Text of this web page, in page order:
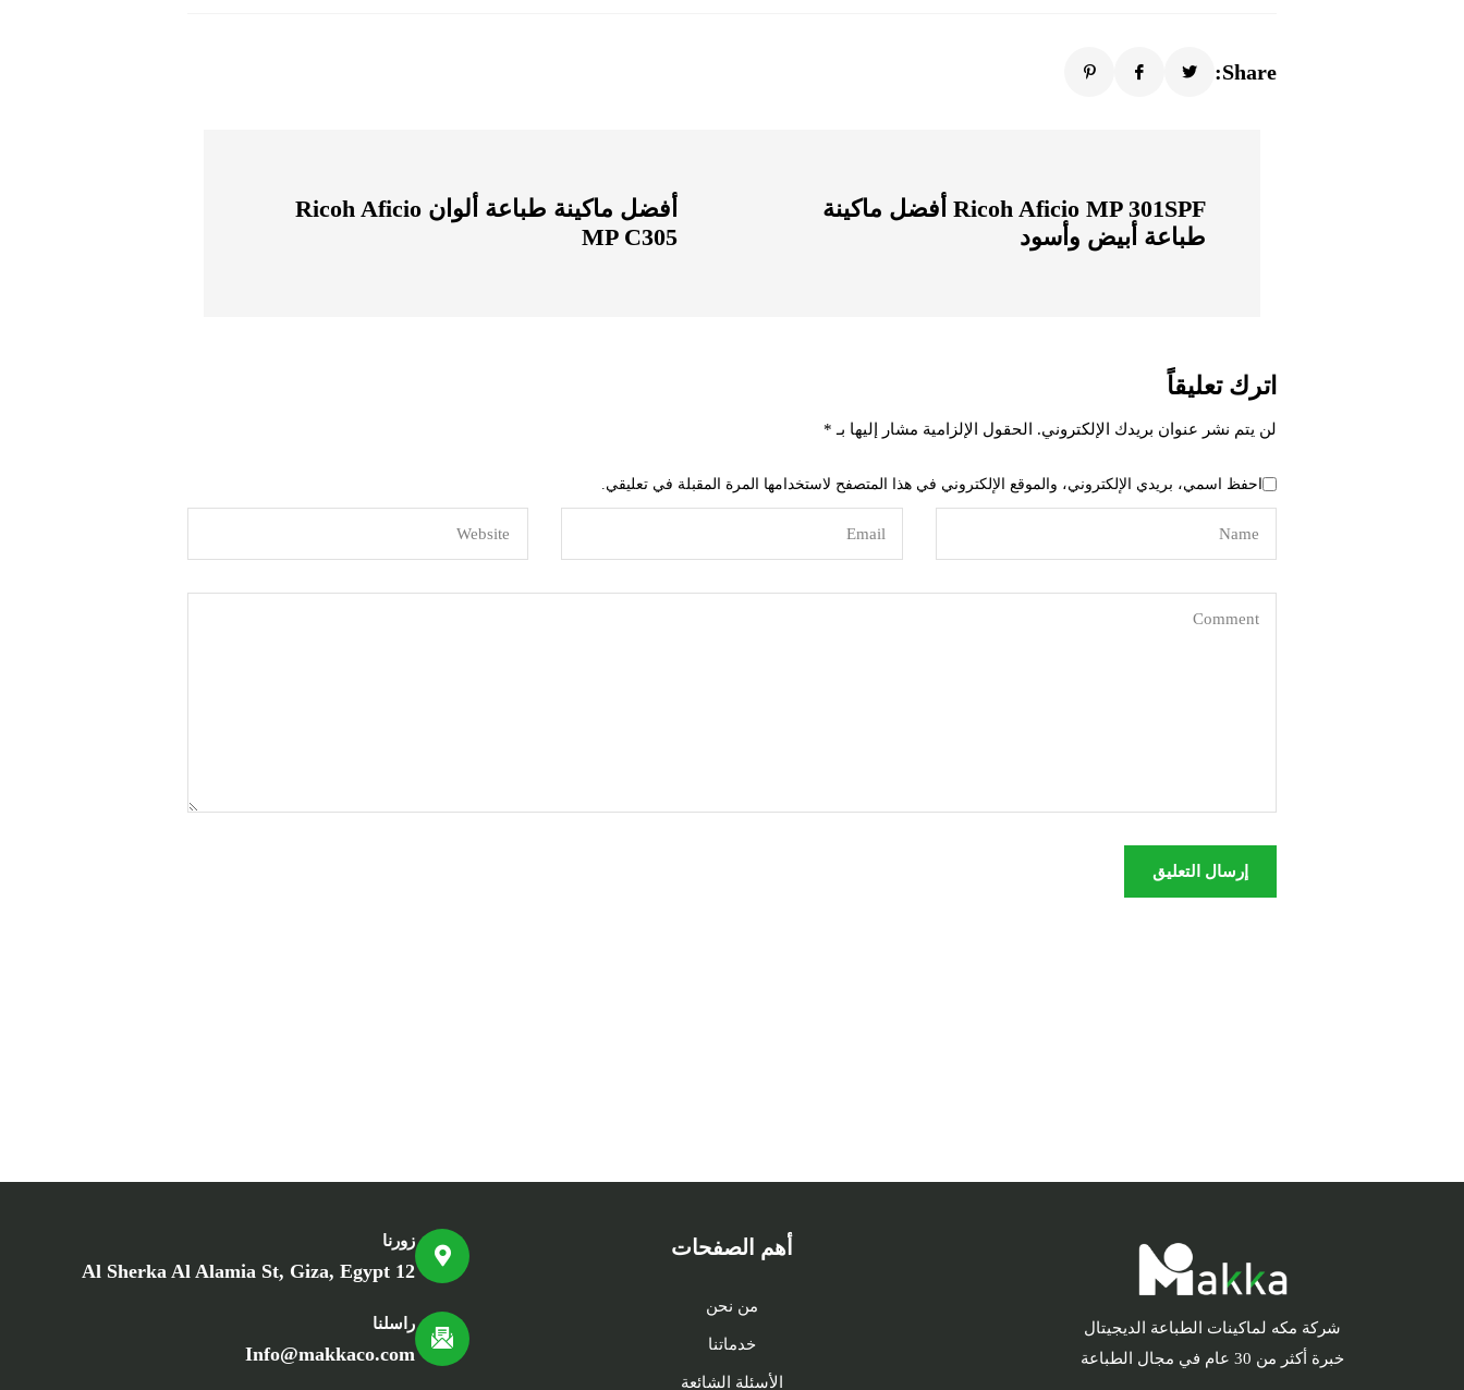
Share:
Ricoh Aficio MP 301SPF أفضل ماكينة
طباعة أبيض وأسود
أفضل ماكينة طباعة ألوان Ricoh Aficio
MP C305
اترك تعليقاً
لن يتم نشر عنوان بريدك الإلكتروني. الحقول الإلزامية مشار إليها بـ *
احفظ اسمي، بريدي الإلكتروني، والموقع الإلكتروني في هذا المتصفح لاستخدامها المرة المقبلة في تعليقي.
شركة مكه لماكينات الطباعة الديجيتال
خبرة أكثر من 30 عام في مجال الطباعة
أهم الصفحات
من نحن
خدماتنا
الأسئلة الشائعة
زورنا
12 Al Sherka Al Alamia St, Giza, Egypt
راسلنا
Info@makkaco.com